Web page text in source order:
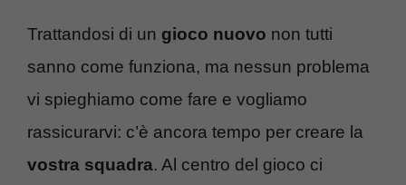
Trattandosi di un gioco nuovo non tutti
sanno come funziona, ma nessun problema
vi spieghiamo come fare e vogliamo
rassicurarvi: c’è ancora tempo per creare la
vostra squadra. Al centro del gioco ci